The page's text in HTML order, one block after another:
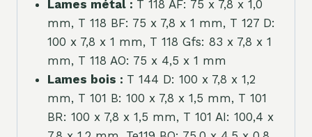
Lames métal : T 118 AF: 75 x 7,8 x 1,0
mm, T 118 BF: 75 x 7,8 x 1 mm, T 127 D:
100 x 7,8 x 1 mm, T 118 Gfs: 83 x 7,8 x 1
mm, T 118 AO: 75 x 4,5 x 1 mm
Lames bois : T 144 D: 100 x 7,8 x 1,2
mm, T 101 B: 100 x 7,8 x 1,5 mm, T 101
BR: 100 x 7,8 x 1,5 mm, T 101 AI: 100,4 x